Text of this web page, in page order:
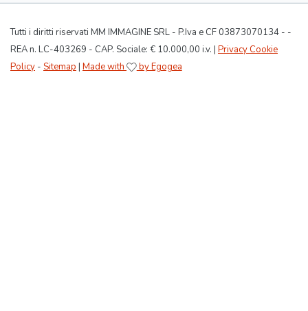
Tutti i diritti riservati MM IMMAGINE SRL - P.Iva e CF 03873070134 - -
REA n. LC-403269 - CAP. Sociale: € 10.000,00 i.v. | Privacy Cookie
Policy - Sitemap | Made with by Egogea